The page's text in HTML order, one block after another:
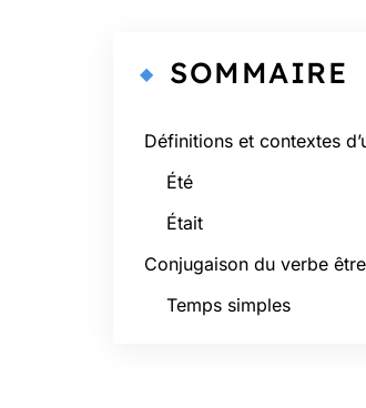
SOMMAIRE
Définitions et contextes
Été
Était
Conjugaison du verbe être
Temps simples